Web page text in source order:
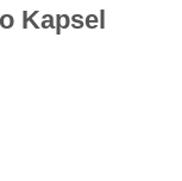
wishlist
Kapsel